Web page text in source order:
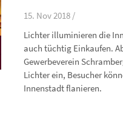
15. Nov 2018 /
Lichter illuminieren die
auch tüchtig Einkaufen.
Gewerbeverein
Lichter ein, Besucher
Innenstadt flanieren.